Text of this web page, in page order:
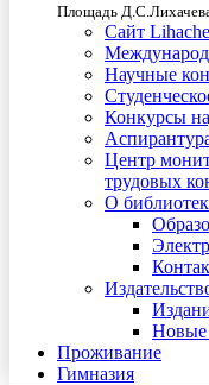
Площадь
Сайт
Научные
Конкурсы
Центр
трудовых
О
Проживание
Гимназия